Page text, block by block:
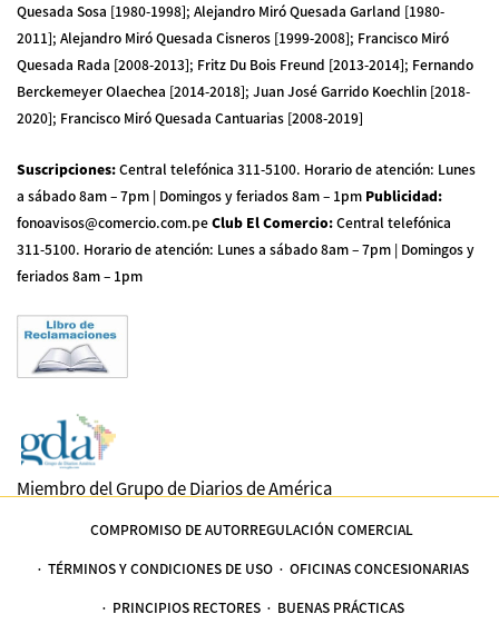
Quesada Sosa [1980-1998]; Alejandro Miró Quesada Garland [1980-
2011]; Alejandro Miró Quesada Cisneros [1999-2008]; Francisco Miró
Quesada Rada [2008-2013]; Fritz Du Bois Freund [2013-2014]; Fernando
Berckemeyer Olaechea [2014-2018]; Juan José Garrido Koechlin [2018-
2020]; Francisco Miró Quesada Cantuarias [2008-2019]
Suscripciones:Central telefónica 311-5100. Horario de atención: Lunes
a sábado 8am – 7pm | Domingos y feriados 8am – 1pm Publicidad:
fonoavisos@comercio.com.peClub El Comercio:Central telefónica
311-5100. Horario de atención: Lunes a sábado 8am – 7pm | Domingos y
feriados 8am – 1pm
Miembro del Grupo de Diarios de América
COMPROMISO DE AUTORREGULACIÓN COMERCIAL
TÉRMINOS Y CONDICIONES DE USO OFICINAS CONCESIONARIAS
PRINCIPIOS RECTORES BUENAS PRÁCTICAS